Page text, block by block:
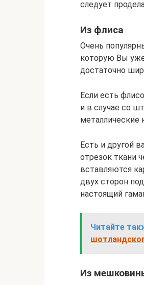
следует
Из флиса
Очень
которую Вы
достаточно
Если есть
и в случае со
металлические
Есть и другой
отрезок ткани
вставляются
двух сторон
настоящий
Читайте
Из